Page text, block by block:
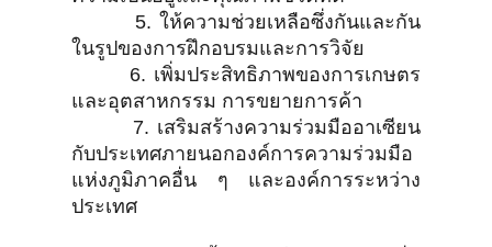
5. ให้ความช่วยเหลือซึ่งกันและกัน
ในรูปของการฝึกอบรมและการวิจัย
6. เพิ่มประสิทธิภาพของการเกษตร
และอุตสาหกรรม การขยายการค้า
7. เสริมสร้างความร่วมมืออาเซียน
กับประเทศภายนอกองค์การความร่วมมือ
แห่งภูมิภาคอื่น ๆ และองค์การระหว่าง
ประเทศ